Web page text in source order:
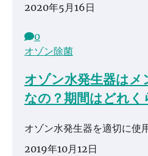
2020年5月16日
0
オゾン除菌
オゾン水発生器は
なの？期間はどれく
オゾン水発生器を適切に使
2019年10月12日